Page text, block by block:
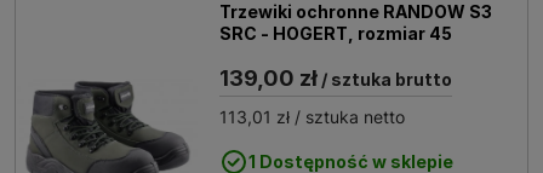
Trzewiki ochronne RANDOW S3
SRC - HOGERT, rozmiar 45
139,00 zł / sztuka brutto
113,01 zł / sztuka netto
1 Dostępność w sklepie